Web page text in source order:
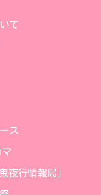
て
ス
夜行情報局」